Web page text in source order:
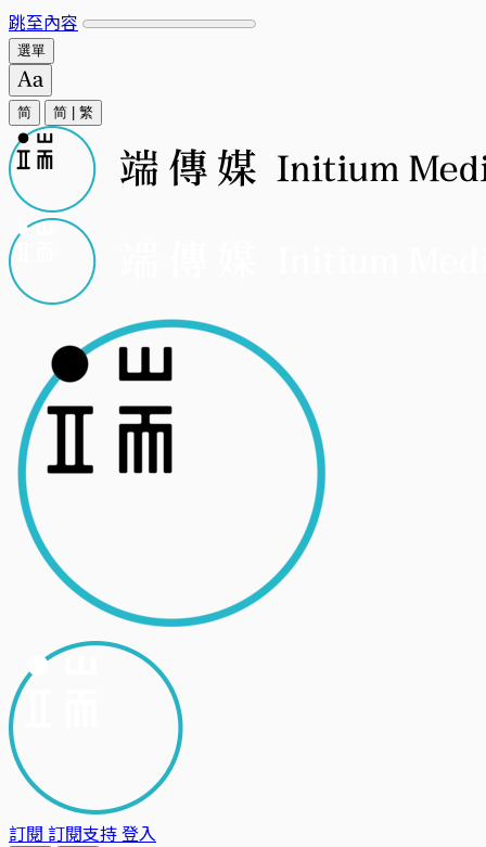
跳至內容
選單
简 简 繁
訂閱 訂閱支持登入